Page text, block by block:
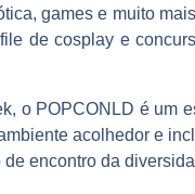
games e muito
de cosplay e
o POPCONLD é um
acolhedor e
encontro da